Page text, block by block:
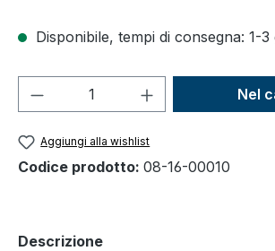
Disponibile, tempi di consegna: 1-3
Quantità del prodotto: Nel
Aggiungi alla wishlist
Codice prodotto: 08-16-00010
Descrizione